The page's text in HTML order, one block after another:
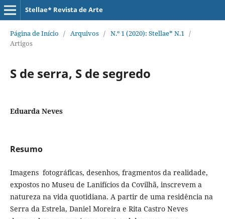
Stellae* Revista de Arte
Página de Início / Arquivos / N.º 1 (2020): Stellae* N.1 /
Artigos
S de serra, S de segredo
Eduarda Neves
Resumo
Imagens fotográficas, desenhos, fragmentos da realidade,
expostos no Museu de Lanifícios da Covilhã, inscrevem a
natureza na vida quotidiana. A partir de uma residência na
Serra da Estrela, Daniel Moreira e Rita Castro Neves